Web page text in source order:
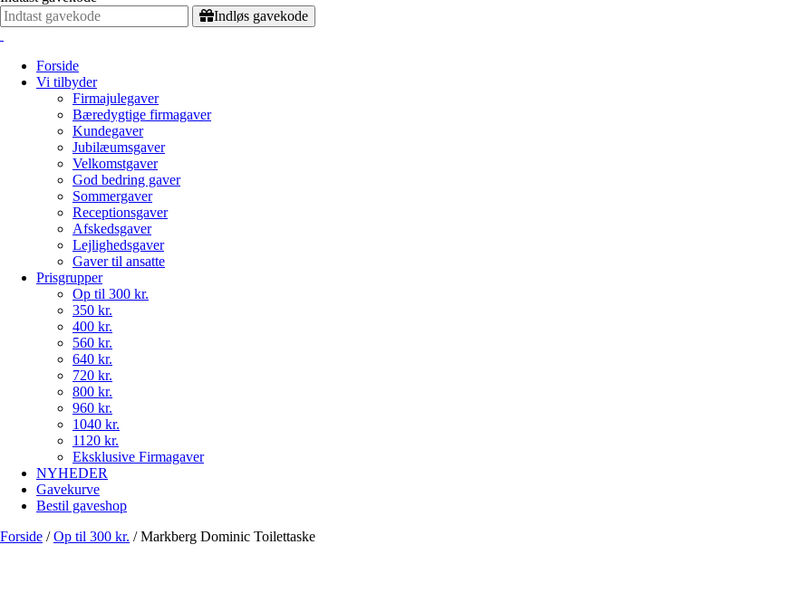
Indløs gavekode
Forside
Vi tilbyder
Firmajulegaver
Bæredygtige firmagaver
Kundegaver
Jubilæumsgaver
Velkomstgaver
God bedring gaver
Sommergaver
Receptionsgaver
Afskedsgaver
Lejlighedsgaver
Gaver til ansatte
Prisgrupper
Op til 300 kr.
350 kr.
400 kr.
560 kr.
640 kr.
720 kr.
800 kr.
960 kr.
1040 kr.
1120 kr.
Eksklusive Firmagaver
NYHEDER
Gavekurve
Bestil gaveshop
Forside /Op til 300 kr. /Markberg Dominic Toilettaske